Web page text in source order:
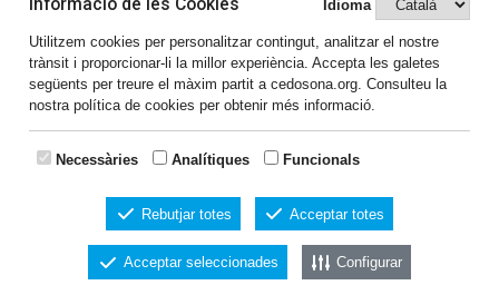
cedosona@cedosona.org
Política de cookies
Avís legal
Comparteix el contingut
Informació de les Cookies Idioma
Utilitzem cookies per personalitzar contingut, analitzar el nostre
trànsit i proporcionar-li la millor experiència. Accepta les galetes
següents per treure el màxim partit a cedosona.org. Consulteu la
nostra política de cookies per obtenir més informació.
Necessàries Analítiques Funcionals
Rebutjar totes Acceptar totes
Acceptar seleccionades Configurar